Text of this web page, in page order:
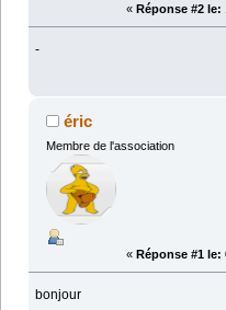
« Réponse #2 le:
-
éric
Membre de l'association
« Réponse #1 le:
bonjour